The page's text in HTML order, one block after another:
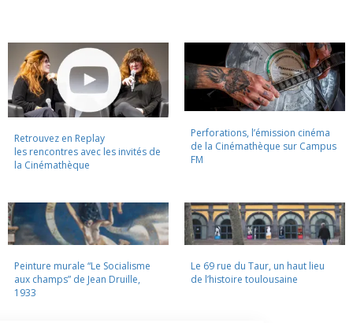
Retrouvez en Replay
les rencontres avec les invités de
la Cinémathèque
Perforations, l’émission cinéma
de la Cinémathèque sur Campus
FM
Peinture murale “Le Socialisme
aux champs” de Jean Druille,
1933
Le 69 rue du Taur, un haut lieu
de l’histoire toulousaine